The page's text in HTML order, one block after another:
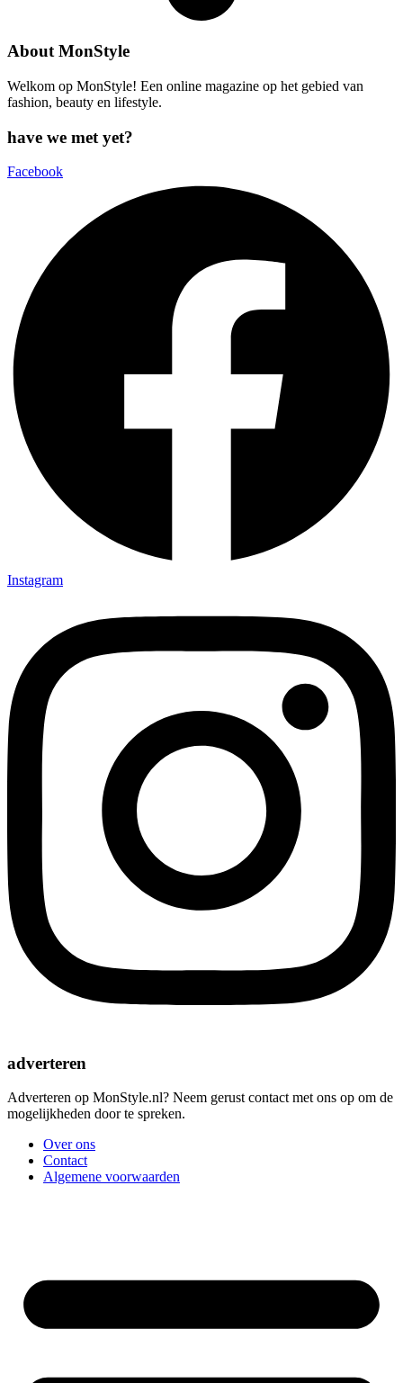
About MonStyle
Welkom op MonStyle! Een online magazine op het gebied van
fashion, beauty en lifestyle.
have we met yet?
Facebook
Instagram
adverteren
Adverteren op MonStyle.nl? Neem gerust contact met ons op om de
mogelijkheden door te spreken.
Over ons
Contact
Algemene voorwaarden